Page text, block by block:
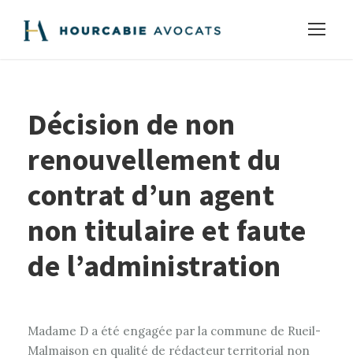
Décision de non
renouvellement du
contrat d’un agent
non titulaire et faute
de l’administration
Madame D a été engagée par la commune de Rueil-
Malmaison en qualité de rédacteur territorial non